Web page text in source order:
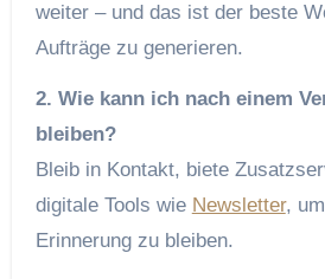
weiter – und das ist der beste
Aufträge zu generieren.
2. Wie kann ich nach einem
bleiben?
Bleib in Kontakt, biete
digitale Tools wie Newsletter,
Erinnerung zu bleiben.